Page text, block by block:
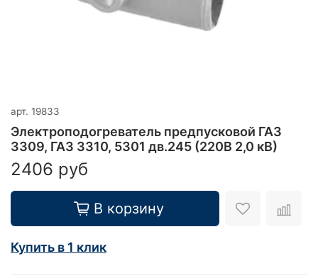
арт. 19833
Электроподогреватель предпусковой ГАЗ
3309, ГАЗ 3310, 5301 дв.245 (220В 2,0 кВ)
2406 руб
В корзину
Купить в 1 клик